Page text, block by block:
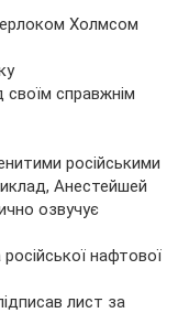
Холмсом
своїм справжнім
російськими
Анестейшей
озвучує
нафтової
лист за